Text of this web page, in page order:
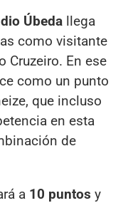
Úbeda llega
como visitante
Cruzeiro. En ese
como un punto
que incluso
en esta
de
a 10 puntos y